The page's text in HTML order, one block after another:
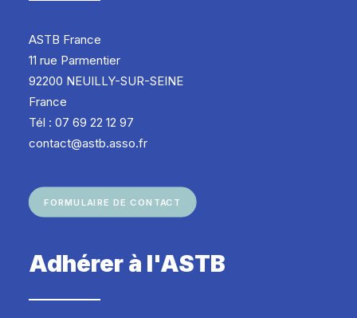
ASTB France
11 rue Parmentier
92200 NEUILLY-SUR-SEINE
France
Tél : 07 69 22 12 97
contact@astb.asso.fr
FORMULAIRE DE CONTACT
Adhérer à l'ASTB